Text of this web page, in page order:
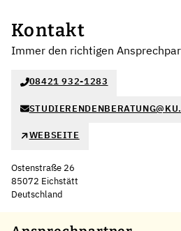
Kontakt
Immer den richtigen
08421 932-1283
WEBSEITE
Ostenstraße 26
85072 Eichstätt
Deutschland